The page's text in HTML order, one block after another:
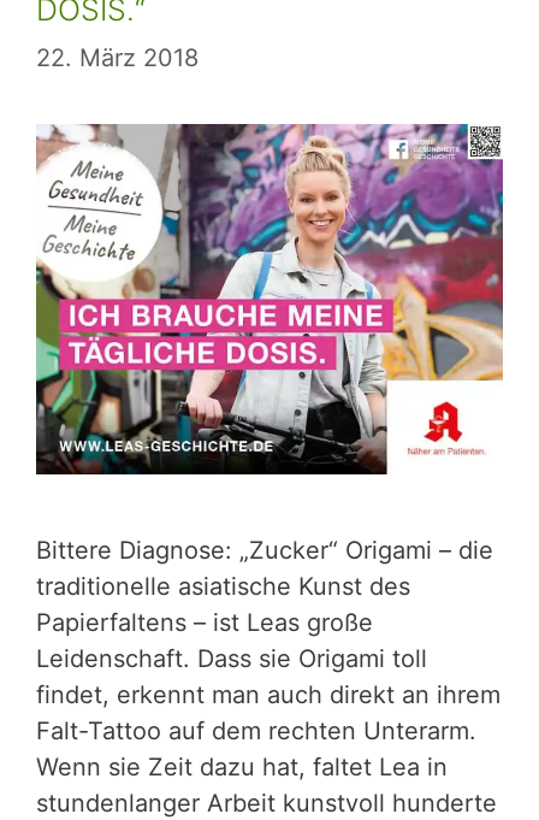
DOSIS.“
22. März 2018
Bittere Diagnose: „Zucker“ Origami – die
traditionelle asiatische Kunst des
Papierfaltens – ist Leas große
Leidenschaft. Dass sie Origami toll
findet, erkennt man auch direkt an ihrem
Falt-Tattoo auf dem rechten Unterarm.
Wenn sie Zeit dazu hat, faltet Lea in
stundenlanger Arbeit kunstvoll hunderte